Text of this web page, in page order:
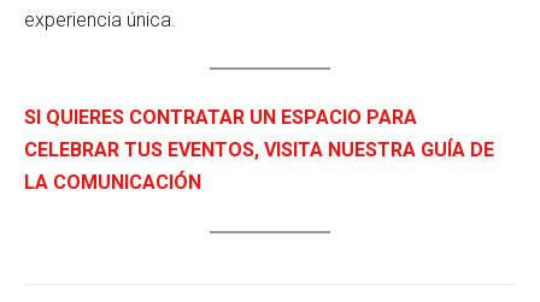
experiencia única.
SI QUIERES CONTRATAR UN ESPACIO PARA
CELEBRAR TUS EVENTOS, VISITA NUESTRA GUÍA DE
LA COMUNICACIÓN